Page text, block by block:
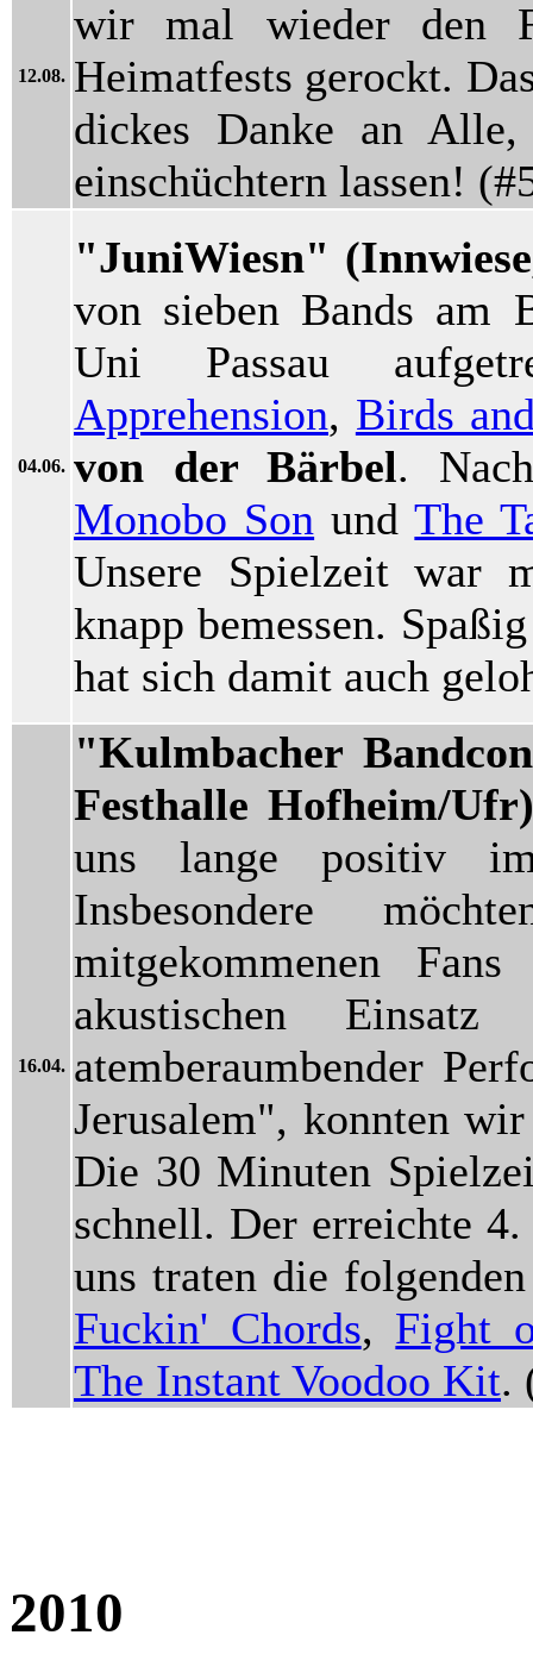
12.08.
wir mal wieder den
Heimatfests gerockt.
dickes Danke an
einschüchtern lassen!
04.06.
"JuniWiesn"
von sieben Bands am
Uni Passau
Apprehension, Birds
von der Bärbel.
Monobo Son undThe
Unsere Spielzeit war
knapp bemessen.
hat sich damit auch
16.04.
"Kulmbacher
Festhalle Hofheim/
uns lange positiv
Insbesondere
mitgekommenen
akustischen
atemberaumbender
Jerusalem", konnten
Die 30 Minuten
schnell. Der erreichte
uns traten die
Fuckin' Chords, Fight
The Instant Voodoo Kit.
2010